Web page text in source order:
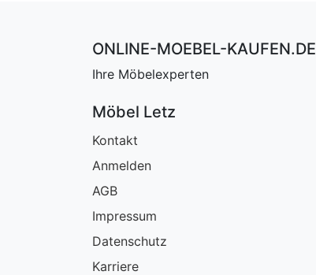
ONLINE-MOEBEL-KAUFEN.DE
Ihre Möbelexperten
Möbel Letz
Kontakt
Anmelden
AGB
Impressum
Datenschutz
Karriere